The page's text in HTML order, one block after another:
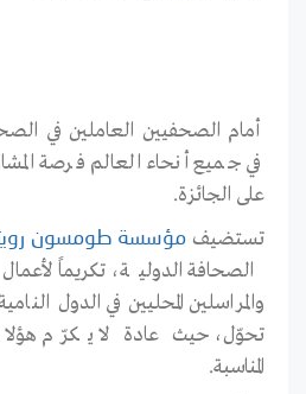
أمام الصحفيين العاملين في
في جميع أنحاء العالم فرصة
على الجائزة.
تستضيف مؤسسة طومسون
الصحافة الدولية، تكريماً
والمراسلين المحليين في الدول
تحوّل، حيث عادة لا يكرّم
المناسبة.